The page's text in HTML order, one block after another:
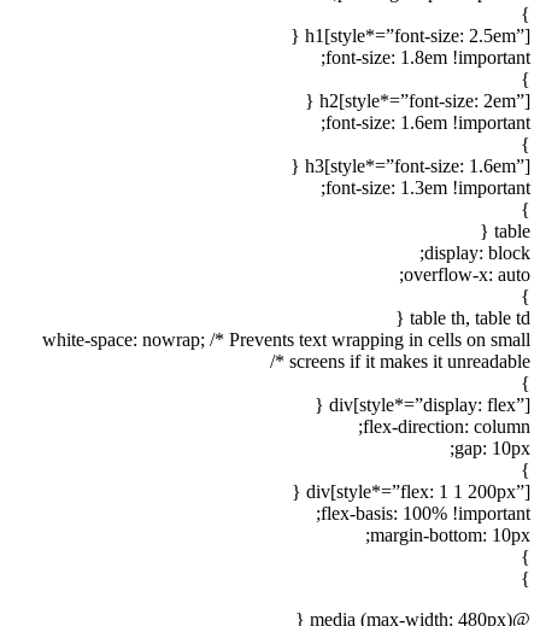
}
h1[style*=”font-size: 2.5em”] {
font-size: 1.8em !important;
}
h2[style*=”font-size: 2em”] {
font-size: 1.6em !important;
}
h3[style*=”font-size: 1.6em”] {
font-size: 1.3em !important;
}
table {
display: block;
overflow-x: auto;
}
table th, table td {
white-space: nowrap; /* Prevents text wrapping in cells on small
screens if it makes it unreadable */
}
div[style*=”display: flex”] {
flex-direction: column;
gap: 10px;
}
div[style*=”flex: 1 1 200px”] {
flex-basis: 100% !important;
margin-bottom: 10px;
}
}
@media (max-width: 480px) {